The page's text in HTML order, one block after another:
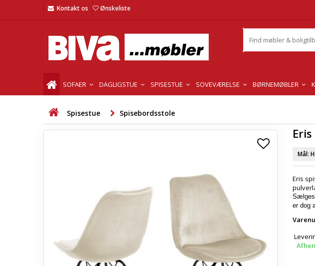
Kontakt os Ønskeliste
SOFAER DAGLIGSTUE SPISESTUE SOVEVÆRELSE BØRNEMØBLER
Spisestue Spisebordsstole
Mål: H:
Eris
Sælges
er dog